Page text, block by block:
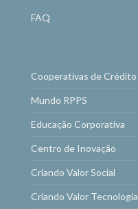
FAQ
Cooperativas de Crédito
Mundo RPPS
Educação Corporativa
Centro de Inovação
Criando Valor Social
Criando Valor Tecnologia